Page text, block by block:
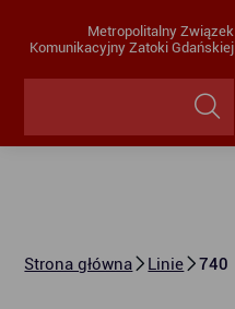
Metropolitalny Związek
Komunikacyjny Zatoki Gdańskiej
Strona główna Linie 740